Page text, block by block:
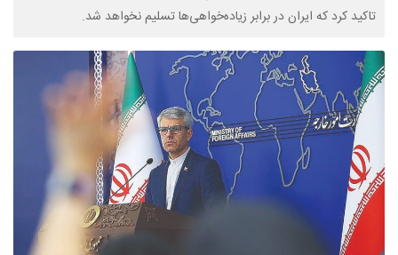
تاکید کرد که ایران در برابر زیاده‌خواهی‌ها تسلیم نخواهد شد.